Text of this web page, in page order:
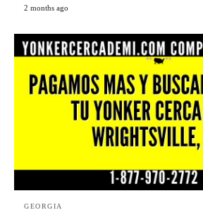
2 months ago
GEORGIA